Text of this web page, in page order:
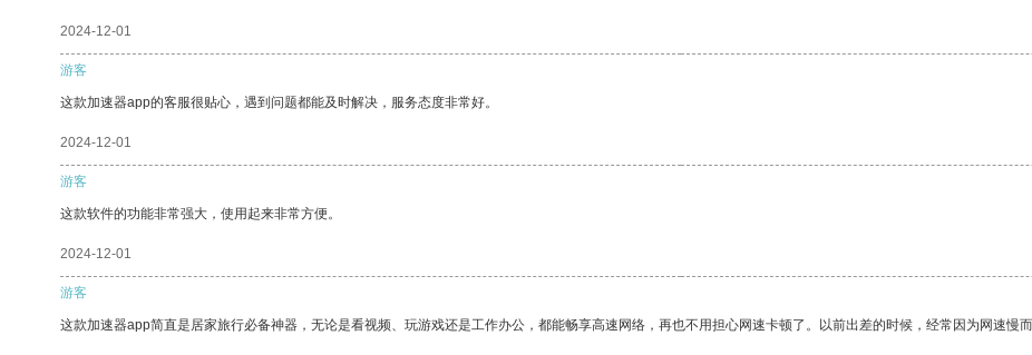
2024-12-01
游客
这款加速器app的客服很贴心，遇到问题都能及时解决，服务态度非常好。
2024-12-01
游客
这款软件的功能非常强大，使用起来非常方便。
2024-12-01
游客
这款加速器app简直是居家旅行必备神器，无论是看视频、玩游戏还是工作办公，都能畅享高速网络，再也不用担心网速卡顿了。以前出差的时候，经常因为网速慢